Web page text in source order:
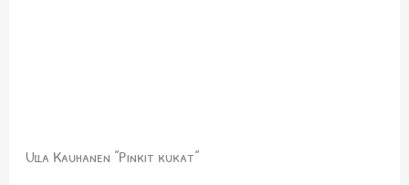
Ulla Kauhanen ”Pinkit kukat”